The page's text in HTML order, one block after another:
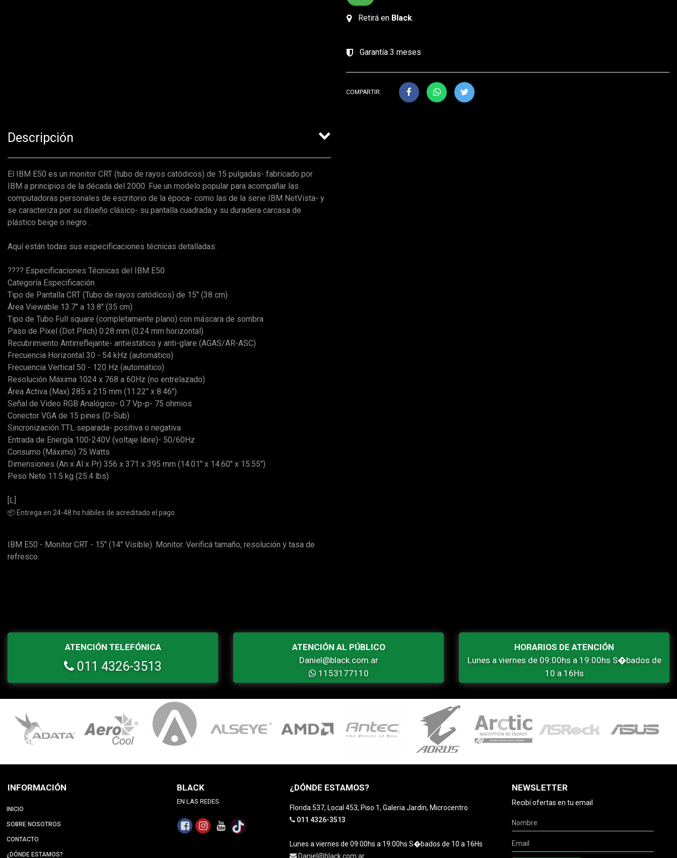
Retirá en Black.
Garantía 3 meses
COMPARTIR:
Descripción
El IBM E50 es un monitor CRT (tubo de rayos catódicos) de 15 pulgadas- fabricado por
IBM a principios de la década del 2000. Fue un modelo popular para acompañar las
computadoras personales de escritorio de la época- como las de la serie IBM NetVista- y
se caracteriza por su diseño clásico- su pantalla cuadrada y su duradera carcasa de
plástico beige o negro .
Aquí están todas sus especificaciones técnicas detalladas:
????️ Especificaciones Técnicas del IBM E50
Categoría Especificación
Tipo de Pantalla CRT (Tubo de rayos catódicos) de 15" (38 cm)
Área Viewable 13.7" a 13.8" (35 cm)
Tipo de Tubo Full square (completamente plano) con máscara de sombra
Paso de Píxel (Dot Pitch) 0.28 mm (0.24 mm horizontal)
Recubrimiento Antirreflejante- antiestático y anti-glare (AGAS/AR-ASC)
Frecuencia Horizontal 30 - 54 kHz (automático)
Frecuencia Vertical 50 - 120 Hz (automático)
Resolución Máxima 1024 x 768 a 60Hz (no entrelazado)
Área Activa (Max) 285 x 215 mm (11.22" x 8.46")
Señal de Video RGB Analógico- 0.7 Vp-p- 75 ohmios
Conector VGA de 15 pines (D-Sub)
Sincronización TTL separada- positiva o negativa
Entrada de Energía 100-240V (voltaje libre)- 50/60Hz
Consumo (Máximo) 75 Watts
Dimensiones (An x Al x Pr) 356 x 371 x 395 mm (14.01" x 14.60" x 15.55")
Peso Neto 11.5 kg (25.4 lbs)
[L]
📦 Entrega en 24-48 hs hábiles de acreditado el pago
IBM E50 - Monitor CRT - 15" (14" Visible). Monitor. Verificá tamaño, resolución y tasa de
refresco.
ATENCIÓN TELEFÓNICA
011 4326-3513
ATENCIÓN AL PÚBLICO
Daniel@black.com.ar
1153177110
HORARIOS DE ATENCIÓN
Lunes a viernes de 09:00hs a 19:00hs S�bados de
10 a 16Hs
INFORMACIÓN
INICIO
SOBRE NOSOTROS
CONTACTO
¿DÓNDE ESTAMOS?
BLACK
EN LAS REDES
¿DÓNDE ESTAMOS?
Florida 537, Local 453, Piso 1, Galeria Jardin, Microcentro
011 4326-3513
Lunes a viernes de 09:00hs a 19:00hs S�bados de 10 a 16Hs
Daniel@black.com.ar
NEWSLETTER
Recibí ofertas en tu email